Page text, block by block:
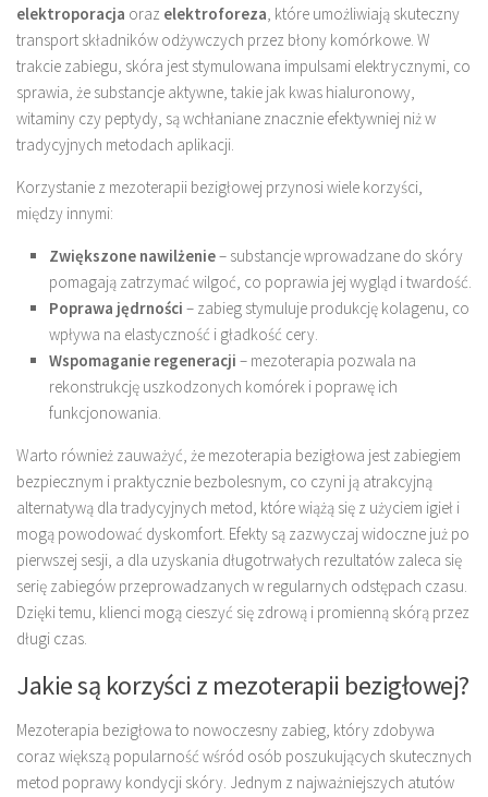
elektroporacja oraz elektroforeza, które umożliwiają skuteczny
transport składników odżywczych przez błony komórkowe. W
trakcie zabiegu, skóra jest stymulowana impulsami elektrycznymi, co
sprawia, że substancje aktywne, takie jak kwas hialuronowy,
witaminy czy peptydy, są wchłaniane znacznie efektywniej niż w
tradycyjnych metodach aplikacji.
Korzystanie z mezoterapii bezigłowej przynosi wiele korzyści,
między innymi:
Zwiększone nawilżenie– substancje wprowadzane do skóry
pomagają zatrzymać wilgoć, co poprawia jej wygląd i twardość.
Poprawa jędrności – zabieg stymuluje produkcję kolagenu, co
wpływa na elastyczność i gładkość cery.
Wspomaganie regeneracji – mezoterapia pozwala na
rekonstrukcję uszkodzonych komórek i poprawę ich
funkcjonowania.
Warto również zauważyć, że mezoterapia bezigłowa jest zabiegiem
bezpiecznym i praktycznie bezbolesnym, co czyni ją atrakcyjną
alternatywą dla tradycyjnych metod, które wiążą się z użyciem igieł i
mogą powodować dyskomfort. Efekty są zazwyczaj widoczne już po
pierwszej sesji, a dla uzyskania długotrwałych rezultatów zaleca się
serię zabiegów przeprowadzanych w regularnych odstępach czasu.
Dzięki temu, klienci mogą cieszyć się zdrową i promienną skórą przez
długi czas.
Jakie są korzyści z mezoterapii bezigłowej?
Mezoterapia bezigłowa to nowoczesny zabieg, który zdobywa
coraz większą popularność wśród osób poszukujących skutecznych
metod poprawy kondycji skóry. Jednym z najważniejszych atutów